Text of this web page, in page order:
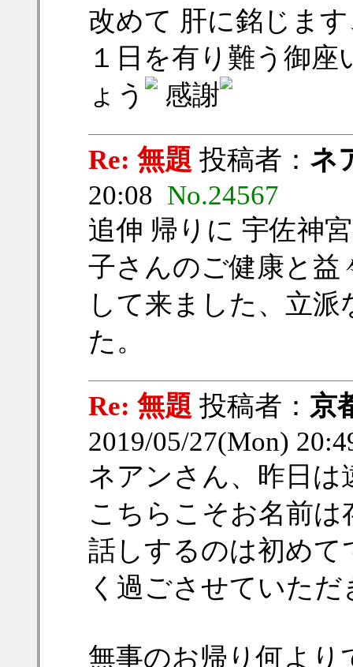
改めて 肝に銘じま
１日を有り難う御
ょう
感謝
Re: 無題 投稿者： ネ
20:08 No.24567
追伸 帰りに 宇佐神
子さんのご健康と益
して来ました、立
た。
Re: 無題 投稿者： 京
2019/05/27(Mon)
ネアンさん、昨日
こちらこそお名前
話しするのは初め
く過ごさせていた
無事のお帰り何より